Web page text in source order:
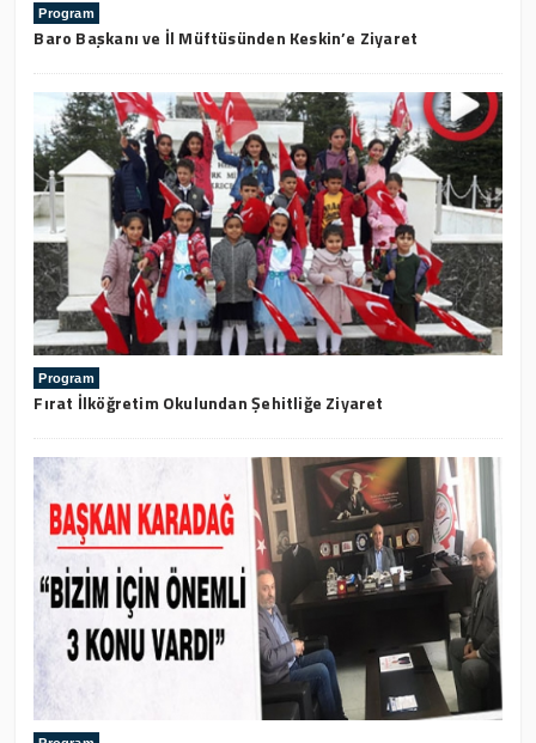
Program
Baro Başkanı ve İl Müftüsünden Keskin’e Ziyaret
Program
Fırat İlköğretim Okulundan Şehitliğe Ziyaret